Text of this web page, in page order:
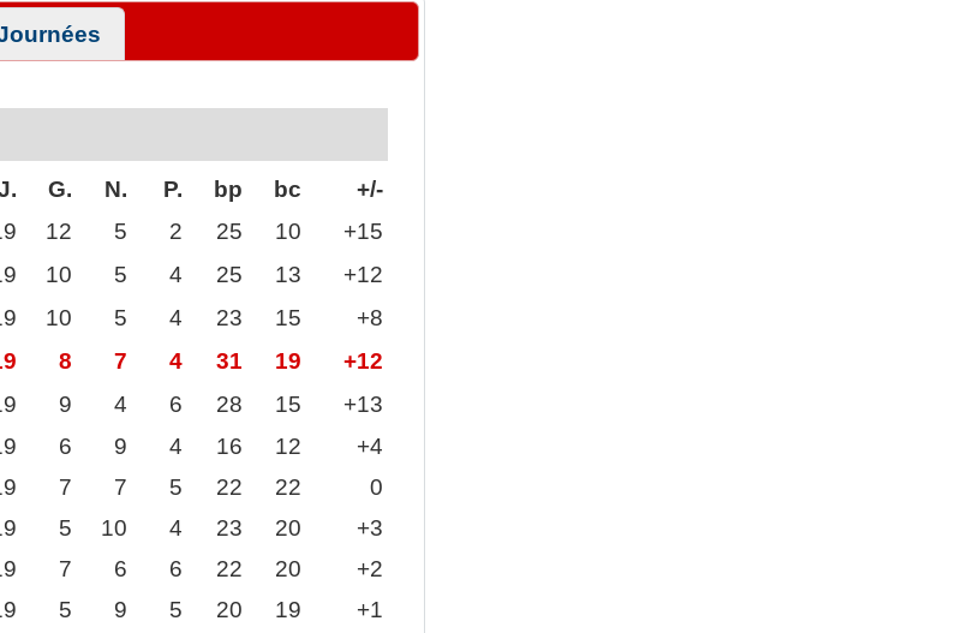
G. N. P. bp bc
+/-
12 5 2 25 10
+15
10 5 4 25 13
+12
10 5 4 23 15
+8
8 7 4 31 19
+12
9 4 6 28 15
+13
6 9 4 16 12
+4
7 7 5 22 22
0
5 10 4 23 20
+3
7 6 6 22 20
+2
5 9 5 20 19
+1